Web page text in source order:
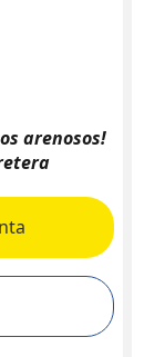
arenosos!